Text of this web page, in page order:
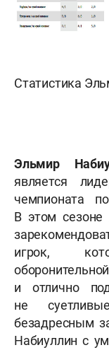
Статистика
Эльмир
является
чемпионата
В этом
игрок,
и отлично
не
безадресным
Набиуллин с